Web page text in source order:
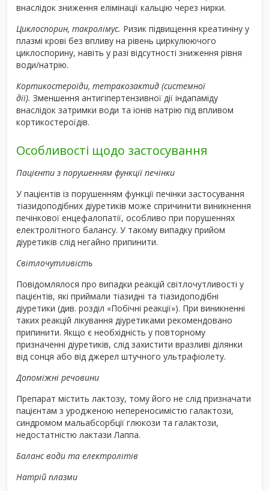
внаслідок зниження елімінації кальцію через нирки.
Циклоспорин, такролімус. Ризик підвищення креатиніну у
плазмі крові без впливу на рівень циркулюючого
циклоспорину, навіть у разі відсутності зниження рівня
води/натрію.
Кортикостероїди, тетракозактид (системної
дії). Зменшення антигіпертензивної дії індапаміду
внаслідок затримки води та іонів натрію під впливом
кортикостероїдів.
Особливості щодо застосування
Пацієнти з порушенням функції печінки
У пацієнтів із порушенням функції печінки застосування
тіазидоподібних діуретиків може спричинити виникнення
печінкової енцефалопатії, особливо при порушеннях
електролітного балансу. У такому випадку прийом
діуретиків слід негайно припинити.
Світлочутливість
Повідомлялося про випадки реакцій світлочутливості у
пацієнтів, які приймали тіазидні та тіазидоподібні
діуретики (див. розділ «Побічні реакції»). При виникненні
таких реакцій лікування діуретиками рекомендовано
припинити. Якщо є необхідність у повторному
призначенні діуретиків, слід захистити вразливі ділянки
від сонця або від джерел штучного ультрафіолету.
Допоміжні речовини
Препарат містить лактозу, тому його не слід призначати
пацієнтам з уродженою непереносимістю галактози,
синдромом мальабсорбції глюкози та галактози,
недостатністю лактази Лаппа.
Баланс води та електролітів
Натрій плазми